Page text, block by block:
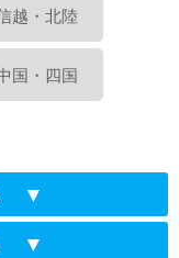
越・北陸
国・四国
▼
▼